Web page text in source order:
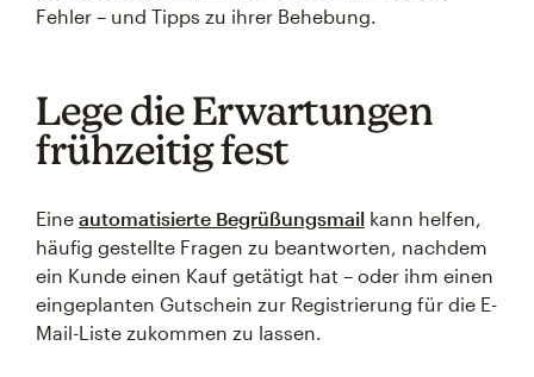
Fehler – und Tipps zu ihrer Behebung.
Lege die Erwartungen
frühzeitig fest
Eine automatisierte Begrüßungsmail kann helfen,
häufig gestellte Fragen zu beantworten, nachdem
ein Kunde einen Kauf getätigt hat – oder ihm einen
eingeplanten Gutschein zur Registrierung für die E-
Mail-Liste zukommen zu lassen.